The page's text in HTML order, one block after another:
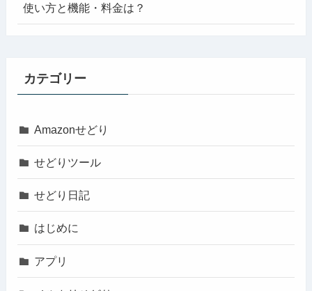
使い方と機能・料金は？
カテゴリー
Amazonせどり
せどりツール
せどり日記
はじめに
アプリ